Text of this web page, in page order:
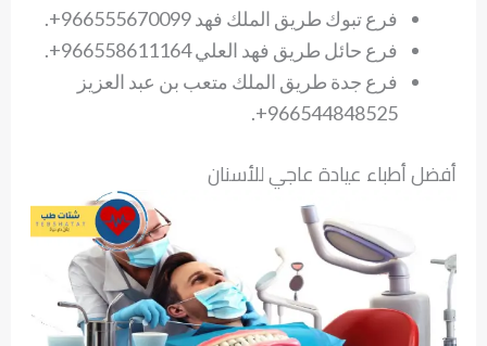
فرع تبوك طريق الملك فهد 966555670099+.
فرع حائل طريق فهد العلي 966558611164+.
فرع جدة طريق الملك متعب بن عبد العزيز
966544848525+.
أفضل أطباء عيادة عاجي للأسنان